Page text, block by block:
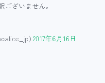
ざいません。
2017年6月16日